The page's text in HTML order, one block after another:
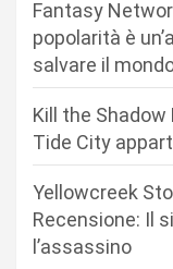
Fantasy
popolarità è
salvare il
Kill the Shadow
Tide City
Yellowcreek
Recensione: Il
l’assassino